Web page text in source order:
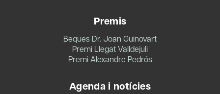
Premis
Beques Dr. Joan Guinovart
Premi Llegat Valldejuli
Premi Alexandre Pedrós
Agenda i notícies